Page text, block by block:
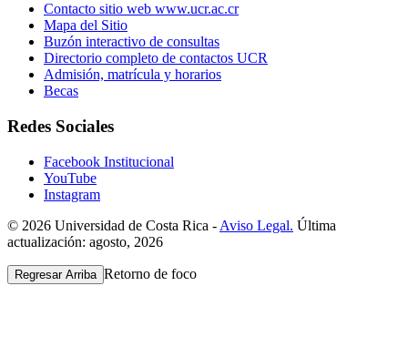
Contacto sitio web www.ucr.ac.cr
Mapa del Sitio
Buzón interactivo de consultas
Directorio completo de contactos UCR
Admisión, matrícula y horarios
Becas
Redes Sociales
Facebook Institucional
YouTube
Instagram
© 2026 Universidad de Costa Rica - Aviso Legal. Última
actualización: agosto, 2026
Regresar Arriba Retorno de foco